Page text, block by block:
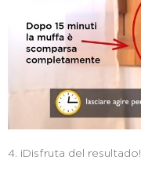
4. ¡Disfruta del